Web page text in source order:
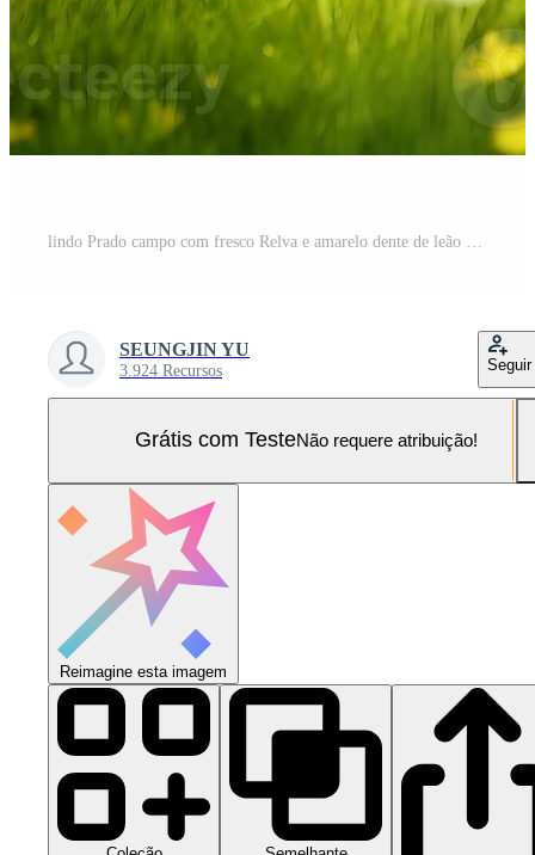
SEUNGJIN YU
3.924 Recursos Seguir
Grátis com TesteNão requere atribuição!
Reimagine esta imagem